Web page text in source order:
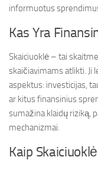
informuotus
Kas Yra
Skaiciuoklė – tai
skaičiavimams atlikti. Ji
aspektus: investicijas,
ar kitus finansinius
sumažina klaidų riziką,
mechanizmai.
Kaip